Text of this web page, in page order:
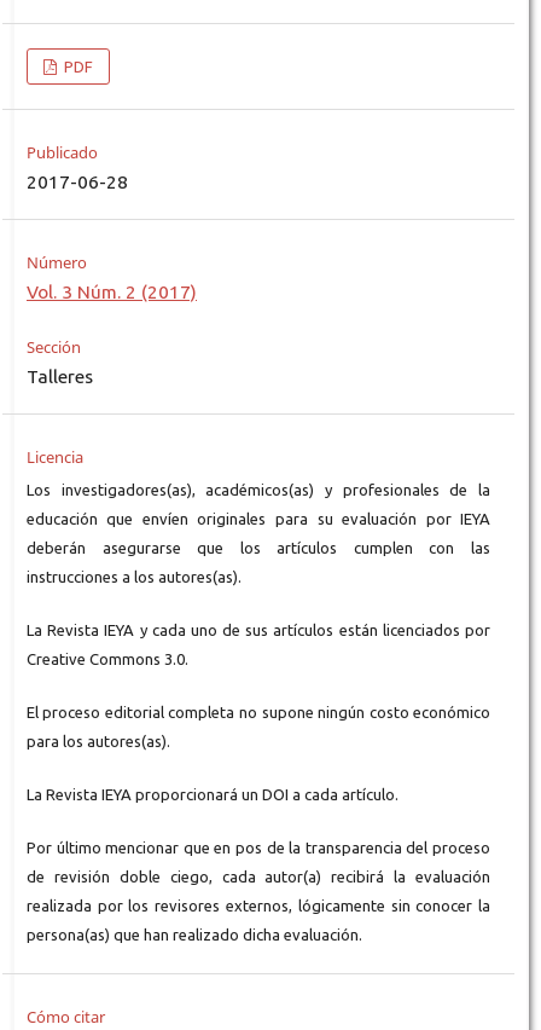
PDF
Publicado
2017-06-28
Número
Vol. 3 Núm. 2 (2017)
Sección
Talleres
Licencia
Los investigadores(as), académicos(as) y profesionales de la
educación que envíen originales para su evaluación por IEYA
deberán asegurarse que los artículos cumplen con las
instrucciones a los autores(as).
La Revista IEYA y cada uno de sus artículos están licenciados por
Creative Commons 3.0.
El proceso editorial completa no supone ningún costo económico
para los autores(as).
La Revista IEYA proporcionará un DOI a cada artículo.
Por último mencionar que en pos de la transparencia del proceso
de revisión doble ciego, cada autor(a) recibirá la evaluación
realizada por los revisores externos, lógicamente sin conocer la
persona(as) que han realizado dicha evaluación.
Cómo citar